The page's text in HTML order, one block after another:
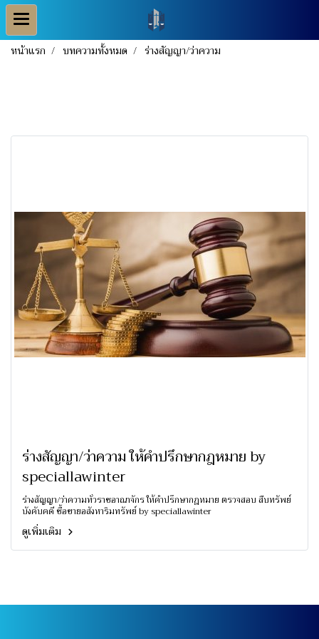
หน้าแรก บทความทั้งหมด ร่างสัญญา/ว่าความ
ร่างสัญญา/ว่าความ ให้คำปรึกษากฎหมาย by
speciallawinter
ร่างสัญญา/ว่าความทั่วราชอาณาจักร ให้คำปรึกษากฎหมาย ตรวจสอบ สืบทรัพย์
บังคับคดี ซื้อขายอสังหาริมทรัพย์ by speciallawinter
ดูเพิ่มเติม